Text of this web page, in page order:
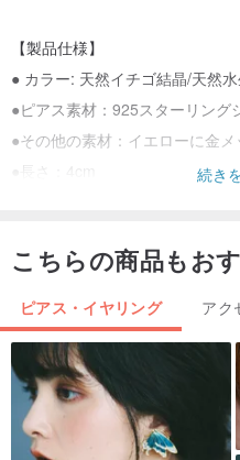
【製品仕様】
● カラー: 天然イチゴ結晶/天然
●ピアス素材：925スターリング
●その他の素材：イエローに金
●長さ：4cm
❤ ファンフィードバックのミス
❤ 謎のギフト購入リンク➤➤➤
【ノート】
❀ 当社の基本的なパッケージ
続き
こちらの商品もお
ピアス・イヤリング アク